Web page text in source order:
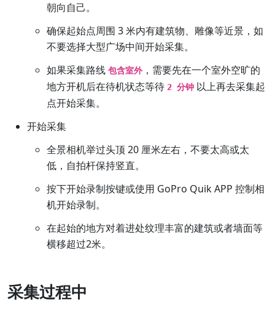
朝向自己。
确保起始点周围 3 米内有建筑物、雕像等近景，如
不要选择大型广场中间开始采集。
如果采集路线 包含室外，需要先在一个室外空旷的
地方开机后在待机状态等待 2 分钟 以上再去采集起
点开始采集。
开始采集
全景相机举过头顶 20 厘米左右，不要太高或太
低，自拍杆保持竖直。
按下开始录制按键或使用 GoPro Quik APP 控制相
机开始录制。
在起始的地方对着进处纹理丰富的建筑或者墙面等
横移超过2米。
采集过程中